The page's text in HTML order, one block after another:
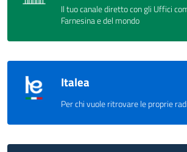
Il tuo canale diretto con gli Uffici
Farnesina e del mondo
Italea
Per chi vuole ritrovare le proprie